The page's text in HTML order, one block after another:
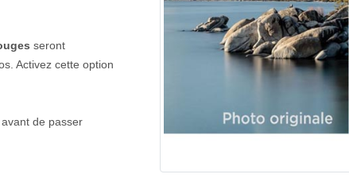
seront
Activez cette option
de passer